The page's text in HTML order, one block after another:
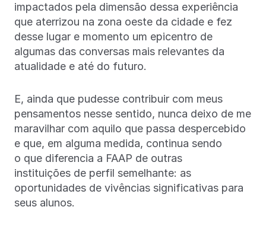
impactados pela dimensão dessa experiência
que aterrizou na zona oeste da cidade e fez
desse lugar e momento um epicentro de
algumas das conversas mais relevantes da
atualidade e até do futuro.
E, ainda que pudesse contribuir com meus
pensamentos nesse sentido, nunca deixo de me
maravilhar com aquilo que passa despercebido
e que, em alguma medida, continua sendo
o que diferencia a FAAP de outras
instituições de perfil semelhante: as
oportunidades de vivências significativas para
seus alunos.